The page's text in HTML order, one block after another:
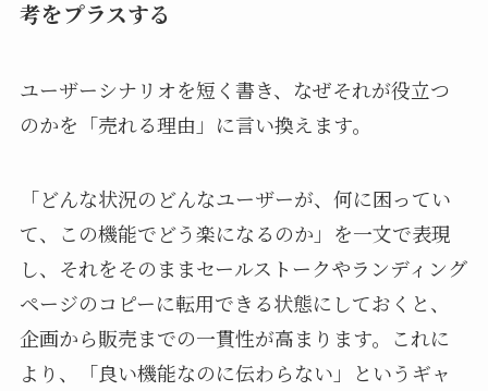
考をプラスする
ユーザーシナリオを短く書き、なぜそれが役立つ
のかを「売れる理由」に言い換えます。
「どんな状況のどんなユーザーが、何に困ってい
て、この機能でどう楽になるのか」を一文で表現
し、それをそのままセールストークやランディング
ページのコピーに転用できる状態にしておくと、
企画から販売までの一貫性が高まります。これに
より、「良い機能なのに伝わらない」というギャ